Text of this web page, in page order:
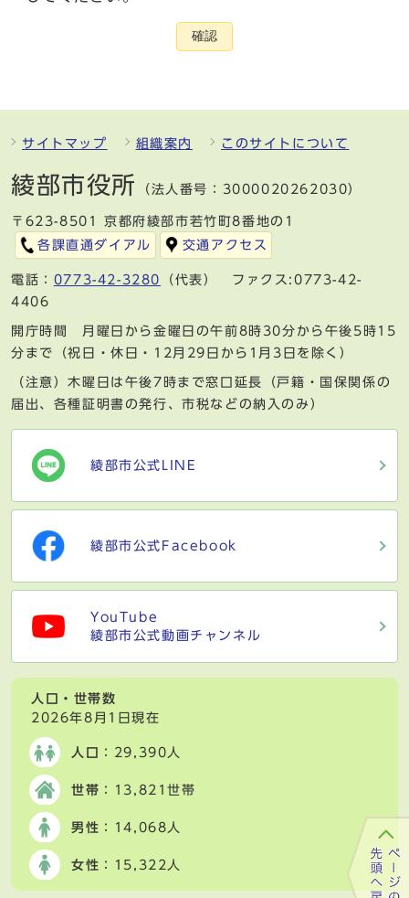
確認
サイトマップ 組織案内 このサイトについて
綾部市役所 （法人番号：3000020262030）
〒623-8501 京都府綾部市若竹町8番地の1
各課直通ダイアル
交通アクセス
電話： 0773-42-3280
（代表） ファクス:0773-42-
4406
開庁時間 月曜日から金曜日の午前8時30分から午後5時15
分まで（祝日・休日・12月29日から1月3日を除く）
（注意）木曜日は午後7時まで窓口延長（戸籍・国保関係の
届出、各種証明書の発行、市税などの納入のみ）
綾部市公式LINE
綾部市公式Facebook
YouTube
綾部市公式動画チャンネル
人口・世帯数
2026年8月1日現在
人口 ：29,390人
世帯 ：13,821世帯
男性 ：14,068人
女性 ：15,322人